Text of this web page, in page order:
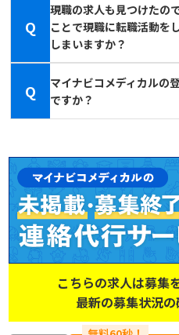
Q
現職の求人も見つけたの
ことで現職に転職活動を
しまいますか？
Q
マイナビコメディカルの
ですか？
こちらの求人は募集
最新の募集状況の